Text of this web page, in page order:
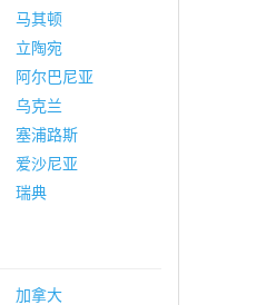
马其顿
立陶宛
阿尔巴尼亚
乌克兰
塞浦路斯
爱沙尼亚
瑞典
加拿大